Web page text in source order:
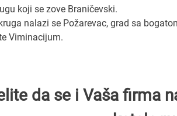
koji se zove Braničevski.
nalazi se Požarevac, grad sa
Viminacijum.
da se i Vaša firma